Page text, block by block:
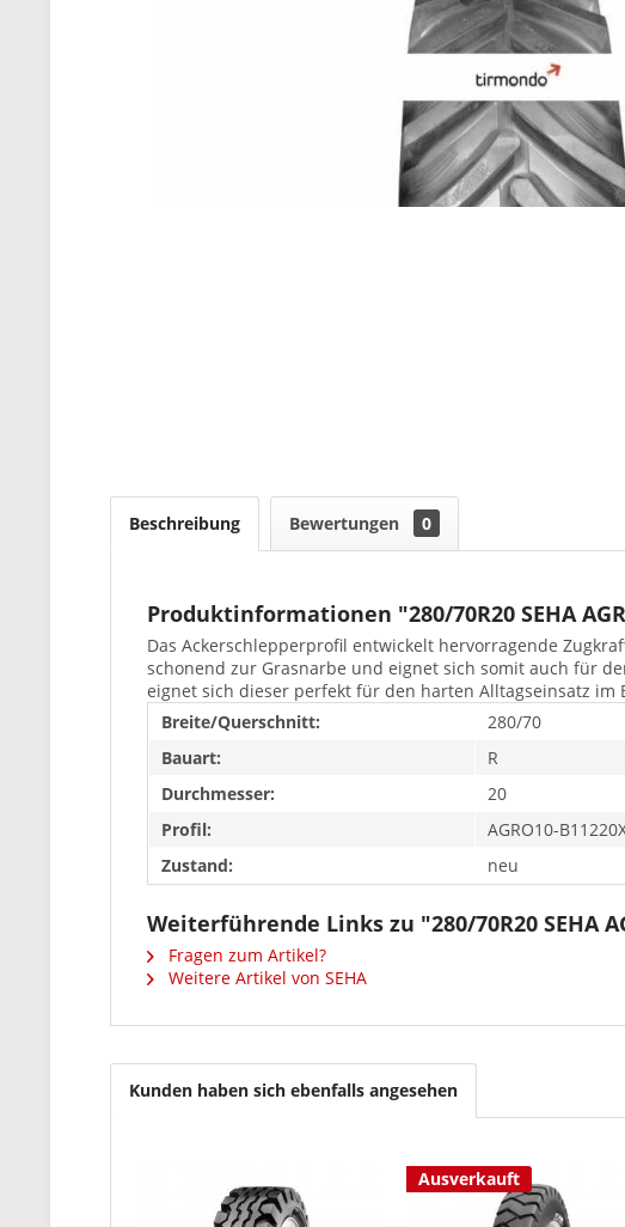
Beschreibung Bewertungen 0
Produktinformationen "280/70R20 SEHA
Das Ackerschlepperprofil entwickelt hervorragende
schonend zur Grasnarbe und eignet sich somit auch für
eignet sich dieser perfekt für den harten Alltagseinsatz im
Breite/Querschnitt:
280/70
Bauart:
R
Durchmesser:
20
Profil:
AGRO10-
Zustand:
neu
Weiterführende Links zu "280/70R20 SEHA
Fragen zum Artikel?
Weitere Artikel von SEHA
Kunden haben sich ebenfalls angesehen
Ausverkauft